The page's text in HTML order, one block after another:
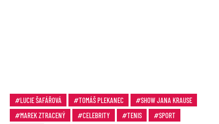
LUCIE ŠAFÁŘOVÁ TOMÁŠ PLEKANEC
SHOW JANA KRAUSE
MAREK ZTRACENÝ
CELEBRITY TENIS
SPORT